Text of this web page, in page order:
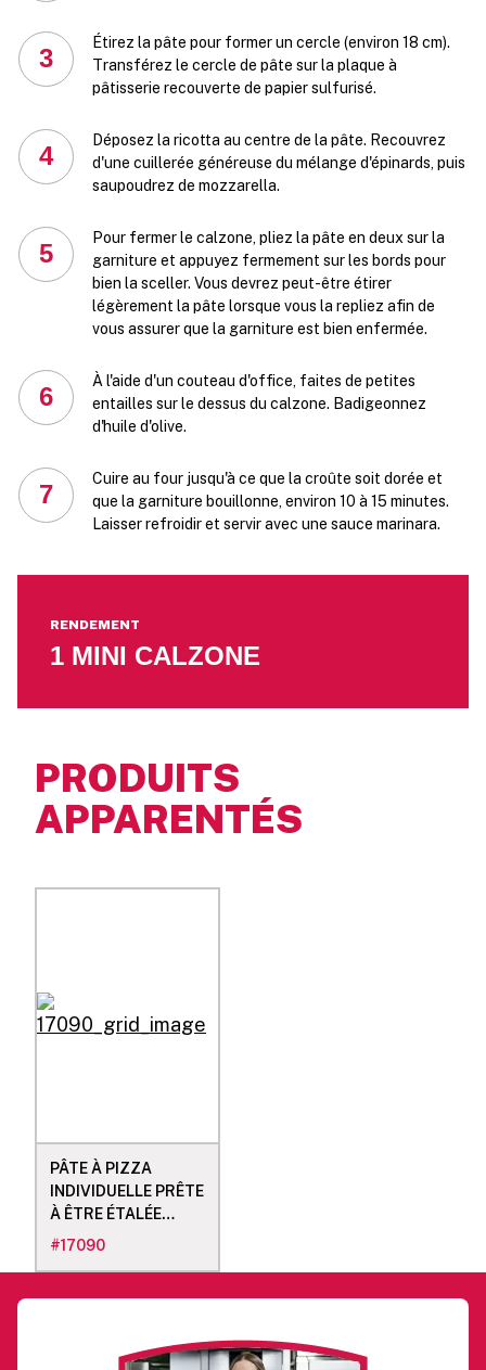
3
Étirez la pâte pour former un cercle (environ 18 cm).
Transférez le cercle de pâte sur la plaque à
pâtisserie recouverte de papier sulfurisé.
4
Déposez la ricotta au centre de la pâte. Recouvrez
d'une cuillerée généreuse du mélange d'épinards, puis
saupoudrez de mozzarella.
5
Pour fermer le calzone, pliez la pâte en deux sur la
garniture et appuyez fermement sur les bords pour
bien la sceller. Vous devrez peut-être étirer
légèrement la pâte lorsque vous la repliez afin de
vous assurer que la garniture est bien enfermée.
6
À l'aide d'un couteau d'office, faites de petites
entailles sur le dessus du calzone. Badigeonnez
d'huile d'olive.
7
Cuire au four jusqu'à ce que la croûte soit dorée et
que la garniture bouillonne, environ 10 à 15 minutes.
Laisser refroidir et servir avec une sauce marinara.
RENDEMENT
1 MINI CALZONE
PRODUITS
APPARENTÉS
PÂTE À PIZZA
INDIVIDUELLE PRÊTE
À ÊTRE ÉTALÉE
(80/6.0 OZ)
#17090